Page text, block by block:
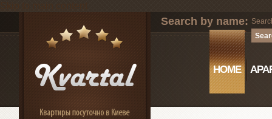
HOME
Search by name: